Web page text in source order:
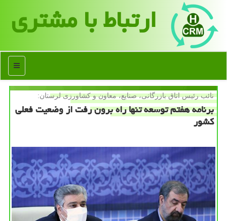
ارتباط با مشتری
منو
نائب رئیس اتاق بازرگانی، صنایع، معاون و كشاورزی لرستان:
برنامه هفتم توسعه تنها راه برون رفت از وضعیت فعلی
كشور